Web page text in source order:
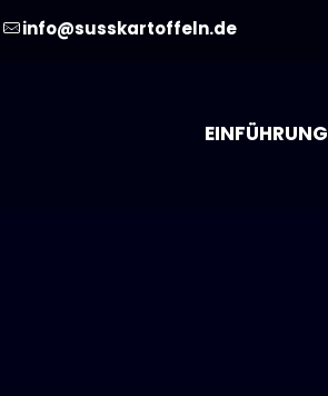
info@susskartoffeln.de
EINFÜHRUNG